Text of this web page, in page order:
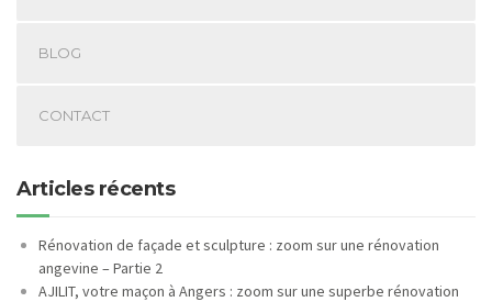
BLOG
CONTACT
Articles récents
Rénovation de façade et sculpture : zoom sur une rénovation
angevine – Partie 2
AJILIT, votre maçon à Angers : zoom sur une superbe rénovation